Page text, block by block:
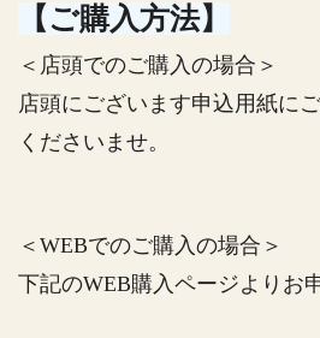
【ご購入方法】
＜店頭でのご購入の場合＞
店頭にございます申込用紙に
くださいませ。
＜WEBでのご購入の場合＞
下記のWEB購入ページよりお